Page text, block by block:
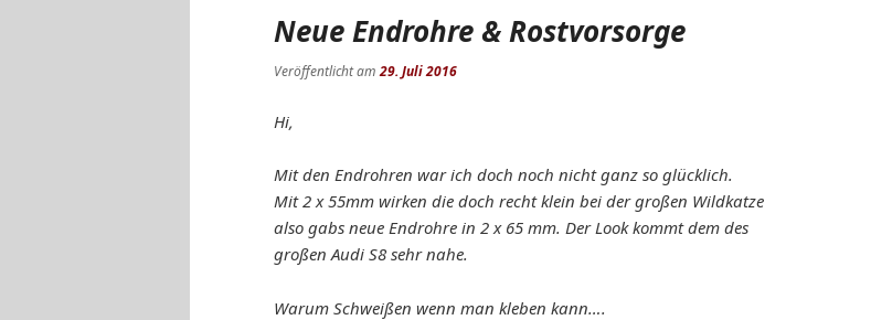
Neue Endrohre & Rostvorsorge
Veröffentlicht am29. Juli 2016
Hi,
Mit den Endrohren war ich doch noch nicht ganz so glücklich.
Mit 2 x 55mm wirken die doch recht klein bei der großen Wildkatze
also gabs neue Endrohre in 2 x 65 mm. Der Look kommt dem des
großen Audi S8 sehr nahe.
Warum Schweißen wenn man kleben kann….